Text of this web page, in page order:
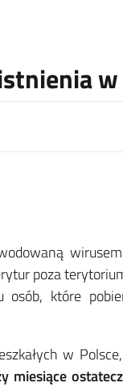
poza
które
w
miesiące